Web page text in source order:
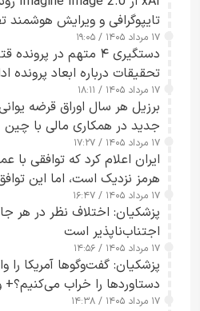
تایپوگرافی و ویرایش هوشمند
۱۷ مرداد ۱۴۰۵ / ۱۹:۰۵
دستگیری ۴ متهم در
تحقیقات درباره ابعاد پرونده
۱۷ مرداد ۱۴۰۵ / ۱۸:۱۱
برزیل هر سال اوراق قرضه
جدید در همکاری مالی با چین
۱۷ مرداد ۱۴۰۵ / ۱۷:۲۷
ایران اعلام کرد که توافقی با
هرمز نزدیک است، اما این
آبراه را آزاد کند
۱۷ مرداد ۱۴۰۵ / ۱۶:۴۷
پزشکیان: اختلاف نظر در هر
اجتناب‌ناپذیر است
۱۷ مرداد ۱۴۰۵ / ۱۴:۵۶
پزشکیان: گفت‌وگوها آمریکا را
دستاوردها را خراب می‌کنیم؟+
۱۷ مرداد ۱۴۰۵ / ۱۴:۳۸